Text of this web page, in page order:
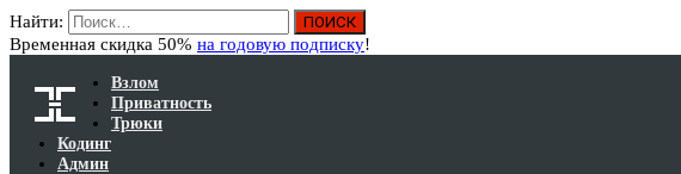
Найти:
Временная скидка 50% на годовую подписку!
Взлом
Приватность
Трюки
Кодинг
Админ